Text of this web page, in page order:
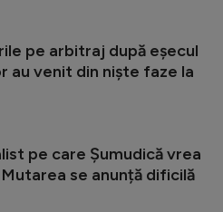
pe arbitraj după eșecul
au venit din niște faze la
pe care Șumudică vrea
Mutarea se anunță dificilă